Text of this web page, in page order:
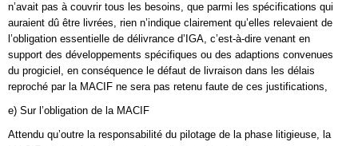
n’avait pas à couvrir tous les besoins, que parmi les spécifications qui
auraient dû être livrées, rien n’indique clairement qu’elles relevaient de
l’obligation essentielle de délivrance d’IGA, c’est-à-dire venant en
support des développements spécifiques ou des adaptions convenues
du progiciel, en conséquence le défaut de livraison dans les délais
reproché par la MACIF ne sera pas retenu faute de ces justifications,
e) Sur l’obligation de la MACIF
Attendu qu’outre la responsabilité du pilotage de la phase litigieuse, la